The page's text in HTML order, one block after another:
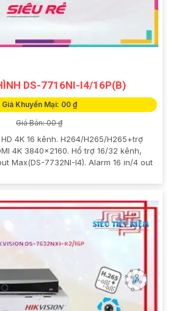
DS-7716NI-I4/16P(B)
Giá Khuyến Mại: 00 ₫
Giá Bán: 00 ₫
4K 16 kênh. H264/H265/H265+trợ
4K 3840×2160. Hổ trợ 16/32 kênh,
Max(DS-7732NI-I4). Alarm 16 in/4 out